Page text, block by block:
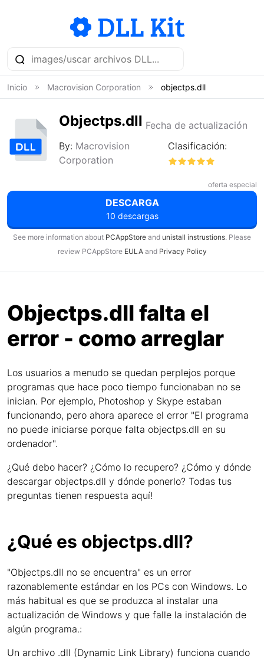
Inicio Macrovision Corporation objectps.dll
Objectps.dll Fecha de actualización
By: Macrovision
Corporation
Clasificación:
oferta especial
DESCARGA
10 descargas
See more information about PCAppStore and unistall instrustions. Please
review PCAppStore EULAand Privacy Policy
Objectps.dll falta el
error - como arreglar
Los usuarios a menudo se quedan perplejos porque
programas que hace poco tiempo funcionaban no se
inician. Por ejemplo, Photoshop y Skype estaban
funcionando, pero ahora aparece el error "El programa
no puede iniciarse porque falta objectps.dll en su
ordenador".
¿Qué debo hacer? ¿Cómo lo recupero? ¿Cómo y dónde
descargar objectps.dll y dónde ponerlo? Todas tus
preguntas tienen respuesta aquí!
¿Qué es objectps.dll?
"Objectps.dll no se encuentra" es un error
razonablemente estándar en los PCs con Windows. Lo
más habitual es que se produzca al instalar una
actualización de Windows y que falle la instalación de
algún programa.:
Un archivo .dll (Dynamic Link Library) funciona cuando